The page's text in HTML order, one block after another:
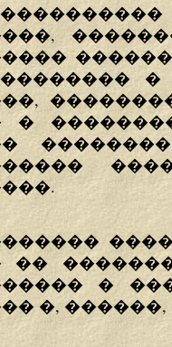
�
��
�
�,